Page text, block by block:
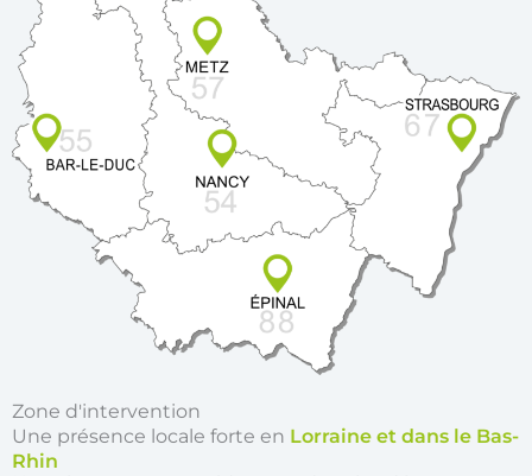
Zone d'intervention
Une présence locale forte en Lorraine et dans le Bas-
Rhin